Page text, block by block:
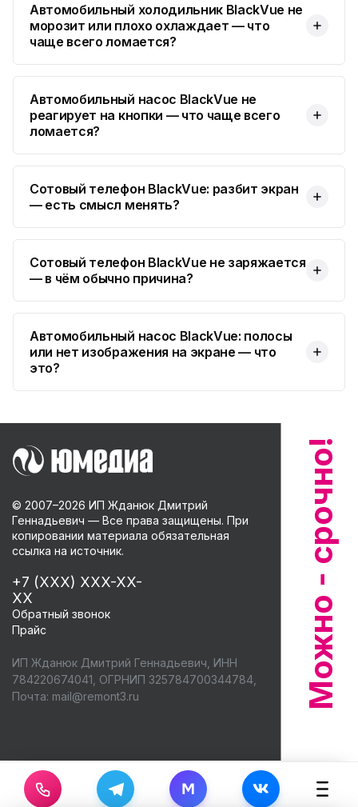
Автомобильный холодильник BlackVue не
морозит или плохо охлаждает — что
чаще всего ломается?
Автомобильный насос BlackVue не
реагирует на кнопки — что чаще всего
ломается?
Сотовый телефон BlackVue: разбит экран
— есть смысл менять?
Сотовый телефон BlackVue не заряжается
— в чём обычно причина?
Автомобильный насос BlackVue: полосы
или нет изображения на экране — что
это?
© 2007–2026 ИП Жданюк Дмитрий
Геннадьевич — Все права защищены. При
копировании материала обязательная
ссылка на источник.
+7 (XXX) XXX-XX-
XX
Обратный звонок
Прайс
ИП Жданюк Дмитрий Геннадьевич, ИНН
784220674041, ОГРНИП 325784700344784,
Почта: mail@remont3.ru
M